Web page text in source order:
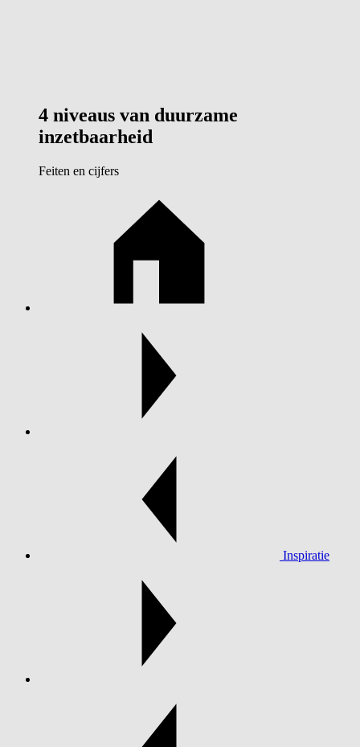
4 niveaus van duurzame
inzetbaarheid
Feiten en cijfers
Inspiratie